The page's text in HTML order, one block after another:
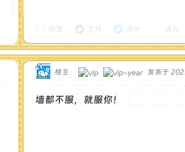
楼主 发表于
墙都不服，就服你！